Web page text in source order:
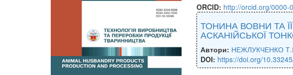
ORCID: http://orcid.org/0000-
ТОНИНА ВОВНИ ТА
АСКАНІЙСЬКОЇ
Автори: НЕЖЛУКЧЕНКО
DOI: https://doi.org/